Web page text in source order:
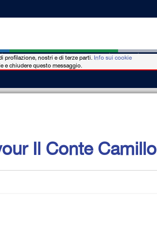
Dónde comprar Hotel-b&b Móvil
Il Conte Camillo
profilazione, nostri e di terze parti. Info sui cookie
e chiudere questo messaggio.